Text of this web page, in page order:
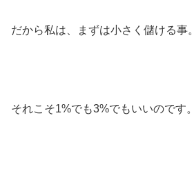
だから私は、まずは小さく儲ける事。
それこそ1%でも3%でもいいのです。